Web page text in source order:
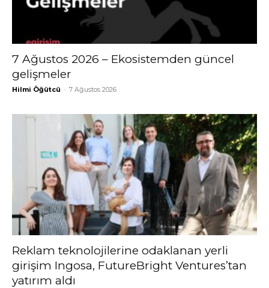
7 Ağustos 2026 – Ekosistemden güncel
gelişmeler
Hilmi Öğütcü - 7 Ağustos 2026
Reklam teknolojilerine odaklanan yerli
girişim Ingosa, FutureBright Ventures’tan
yatırım aldı